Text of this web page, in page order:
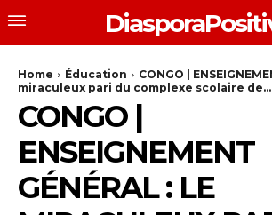
Home Éducation
CONGO |
miraculeux pari du complexe scolaire de...
CONGO |
ENSEIGNEMENT
GÉNÉRAL : LE